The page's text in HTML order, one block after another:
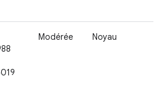
Modérée Noyau